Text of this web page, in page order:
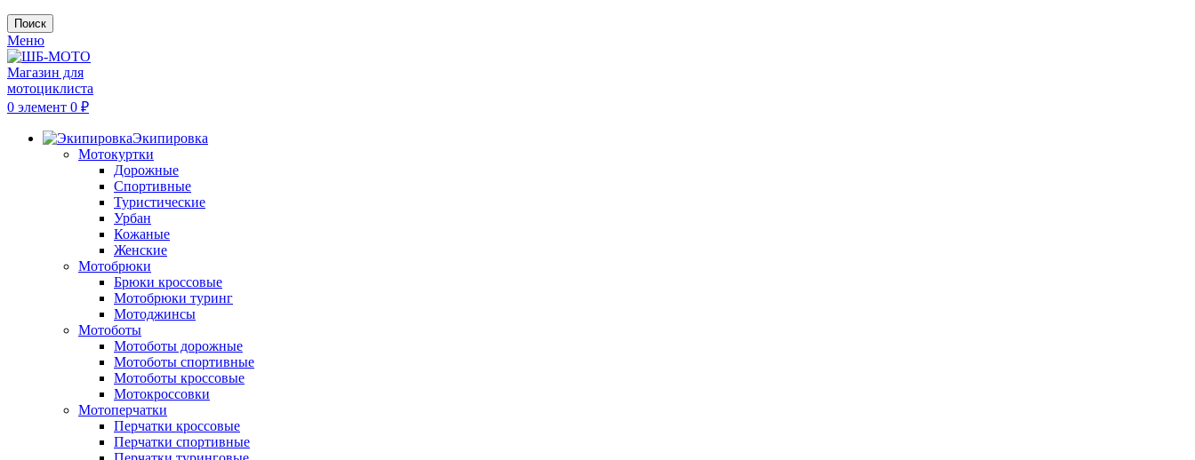
Поиск
Меню
0 элемент 0 ₽
Экипировка
Мотокуртки
Дорожные
Спортивные
Туристические
Урбан
Кожаные
Женские
Мотобрюки
Брюки кроссовые
Мотобрюки туринг
Мотоджинсы
Мотоботы
Мотоботы дорожные
Мотоботы спортивные
Мотоботы кроссовые
Мотокроссовки
Мотоперчатки
Перчатки кроссовые
Перчатки спортивные